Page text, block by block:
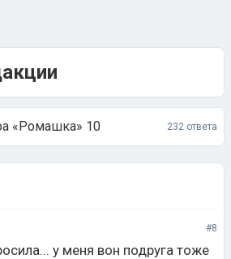
«Ромашка» 10 232 ответа
#8
у меня вон подруга тоже